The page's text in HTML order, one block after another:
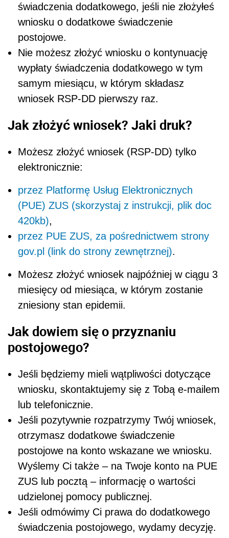
świadczenia dodatkowego, jeśli nie złożyłeś
wniosku o dodatkowe świadczenie
postojowe.
Nie możesz złożyć wniosku o kontynuację
wypłaty świadczenia dodatkowego w tym
samym miesiącu, w którym składasz
wniosek RSP-DD pierwszy raz.
Jak złożyć wniosek? Jaki druk?
Możesz złożyć wniosek (RSP-DD) tylko
elektronicznie:
przez Platformę Usług Elektronicznych
(PUE) ZUS (skorzystaj z instrukcji, plik doc
420kb),
przez PUE ZUS, za pośrednictwem strony
gov.pl (link do strony zewnętrznej).
Możesz złożyć wniosek najpóźniej w ciągu 3
miesięcy od miesiąca, w którym zostanie
zniesiony stan epidemii.
Jak dowiem się o przyznaniu
postojowego?
Jeśli będziemy mieli wątpliwości dotyczące
wniosku, skontaktujemy się z Tobą e-mailem
lub telefonicznie.
Jeśli pozytywnie rozpatrzymy Twój wniosek,
otrzymasz dodatkowe świadczenie
postojowe na konto wskazane we wniosku.
Wyślemy Ci także – na Twoje konto na PUE
ZUS lub pocztą – informację o wartości
udzielonej pomocy publicznej.
Jeśli odmówimy Ci prawa do dodatkowego
świadczenia postojowego, wydamy decyzję.